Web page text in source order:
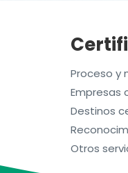
Proceso y
Empresas
Destinos
Otros